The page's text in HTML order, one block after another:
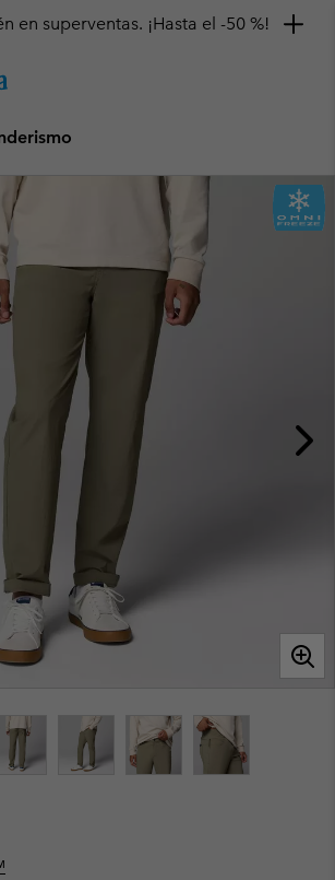
en superventas. ¡Hasta el -50 %!